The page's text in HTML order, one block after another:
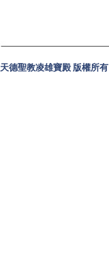
天德聖教凌雄寶殿 版權所有